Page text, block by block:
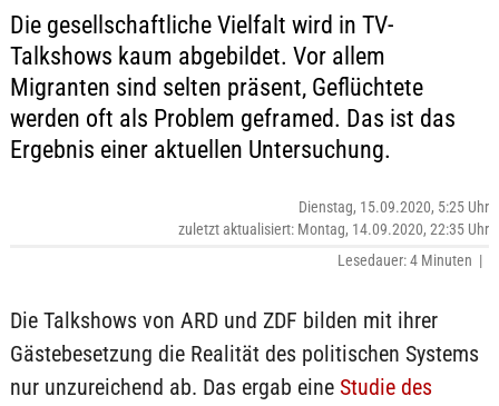
Die gesellschaftliche Vielfalt wird in TV-
Talkshows kaum abgebildet. Vor allem
Migranten sind selten präsent, Geflüchtete
werden oft als Problem geframed. Das ist das
Ergebnis einer aktuellen Untersuchung.
Dienstag, 15.09.2020, 5:25 Uhr
zuletzt aktualisiert: Montag, 14.09.2020, 22:35 Uhr
Lesedauer: 4 Minuten |
Die Talkshows von ARD und ZDF bilden mit ihrer
Gästebesetzung die Realität des politischen Systems
nur unzureichend ab. Das ergab eine Studie des